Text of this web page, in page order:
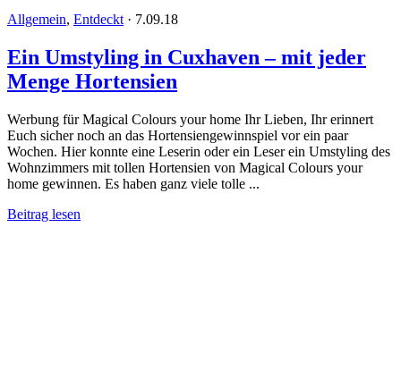
Allgemein, Entdeckt · 7.09.18
Ein Umstyling in Cuxhaven – mit jeder
Menge Hortensien
Werbung für Magical Colours your home Ihr Lieben, Ihr erinnert
Euch sicher noch an das Hortensiengewinnspiel vor ein paar
Wochen. Hier konnte eine Leserin oder ein Leser ein Umstyling des
Wohnzimmers mit tollen Hortensien von Magical Colours your
home gewinnen. Es haben ganz viele tolle ...
Beitrag lesen